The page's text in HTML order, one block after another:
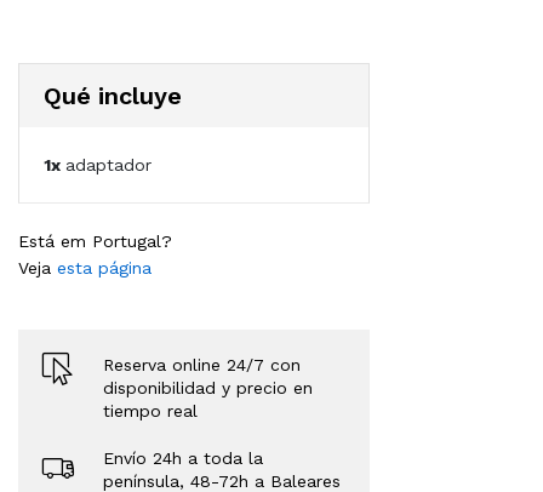
Reserva online 24/7 con
disponibilidad y precio en
tiempo real
Envío 24h a toda la
península, 48-72h a Baleares
Está em Portugal?
Veja esta página
Qué incluye
1x adaptador